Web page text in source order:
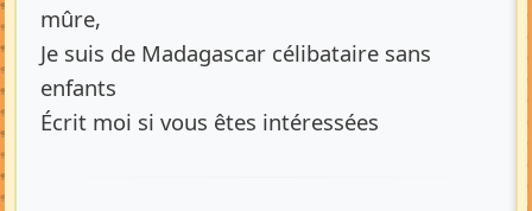
mûre,
Je suis de Madagascar célibataire sans
enfants
Écrit moi si vous êtes intéressées